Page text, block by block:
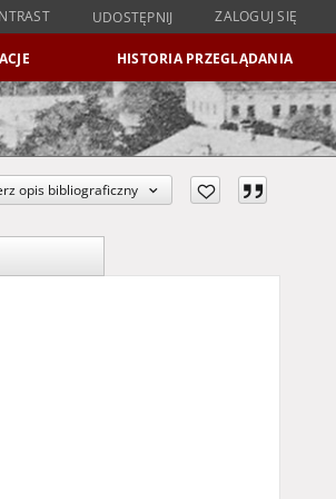
UDOSTĘPNIJ ZALOGUJ SIĘ
HISTORIA PRZEGLĄDANIA
opis bibliograficzny